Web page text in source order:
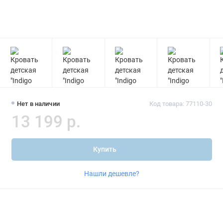
Нет в наличии Код товара: 77110-30
13 199 р.
Купить
Нашли дешевле?